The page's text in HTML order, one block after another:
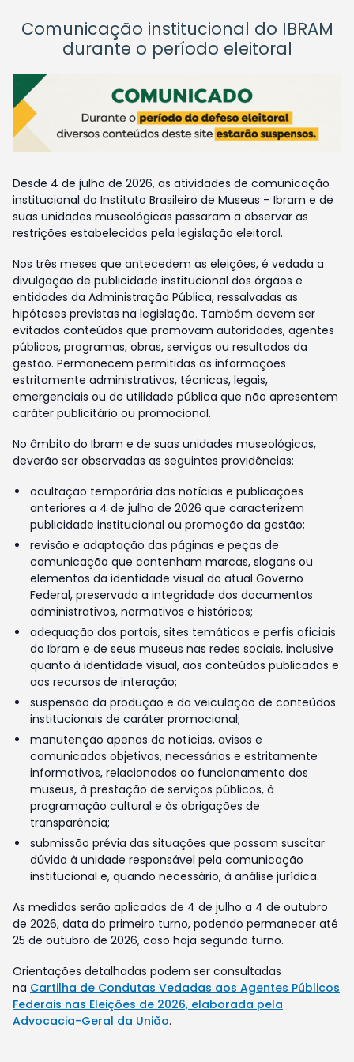
Comunicação institucional do IBRAM
durante o período eleitoral
Desde 4 de julho de 2026, as atividades de comunicação
institucional do Instituto Brasileiro de Museus – Ibram e de
suas unidades museológicas passaram a observar as
restrições estabelecidas pela legislação eleitoral.
Nos três meses que antecedem as eleições, é vedada a
divulgação de publicidade institucional dos órgãos e
entidades da Administração Pública, ressalvadas as
hipóteses previstas na legislação. Também devem ser
evitados conteúdos que promovam autoridades, agentes
públicos, programas, obras, serviços ou resultados da
gestão. Permanecem permitidas as informações
estritamente administrativas, técnicas, legais,
emergenciais ou de utilidade pública que não apresentem
caráter publicitário ou promocional.
No âmbito do Ibram e de suas unidades museológicas,
deverão ser observadas as seguintes providências:
ocultação temporária das notícias e publicações
anteriores a 4 de julho de 2026 que caracterizem
publicidade institucional ou promoção da gestão;
revisão e adaptação das páginas e peças de
comunicação que contenham marcas, slogans ou
elementos da identidade visual do atual Governo
Federal, preservada a integridade dos documentos
administrativos, normativos e históricos;
adequação dos portais, sites temáticos e perfis oficiais
do Ibram e de seus museus nas redes sociais, inclusive
quanto à identidade visual, aos conteúdos publicados e
aos recursos de interação;
suspensão da produção e da veiculação de conteúdos
institucionais de caráter promocional;
manutenção apenas de notícias, avisos e
comunicados objetivos, necessários e estritamente
informativos, relacionados ao funcionamento dos
museus, à prestação de serviços públicos, à
programação cultural e às obrigações de
transparência;
submissão prévia das situações que possam suscitar
dúvida à unidade responsável pela comunicação
institucional e, quando necessário, à análise jurídica.
As medidas serão aplicadas de 4 de julho a 4 de outubro
de 2026, data do primeiro turno, podendo permanecer até
25 de outubro de 2026, caso haja segundo turno.
Orientações detalhadas podem ser consultadas
na Cartilha de Condutas Vedadas aos Agentes Públicos
Federais nas Eleições de 2026, elaborada pela
Advocacia-Geral da União.